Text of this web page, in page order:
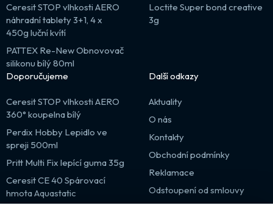
Ceresit STOP vlhkosti AERO
náhradní tablety 3+1, 4 x
450g luční kvítí
PATTEX Re-New Obnovovač
silikonu bílý 80ml
Loctite Super bond creative
3g
Doporučujeme
Ceresit STOP vlhkosti AERO
360° koupelna bílý
Perdix Hobby Lepidlo ve
spreji 500ml
Pritt Multi Fix lepící guma 35g
Ceresit CE 40 Spárovací
hmota Aquastatic
Další odkazy
Aktuality
O nás
Kontakty
Obchodní podmínky
Reklamace
Odstoupení od smlouvy
Výprodej